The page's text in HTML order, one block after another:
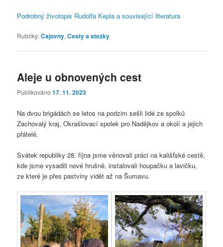
Podrobný životopis Rudolfa Kepla a související literatura
Rubriky:Čajovny,Cesty a stezky
Aleje u obnovených cest
Publikováno17. 11. 2023
Na dvou brigádách se letos na podzim sešli lidé ze spolků
Zachovalý kraj, Okrašlovací spolek pro Nadějkov a okolí a jejich
přátelé.
Svátek republiky 28. října jsme věnovali práci na kališťské cestě,
kde jsme vysadili nové hrušně, instalovali houpačku a lavičku,
ze které je přes pastviny vidět až na Šumavu.